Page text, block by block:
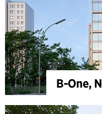
B-One,